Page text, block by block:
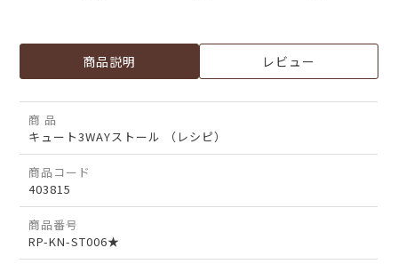
商品説明 レビュー
商 品
キュート3WAYストール （レシピ）
商品コード
403815
商品番号
RP-KN-ST006★